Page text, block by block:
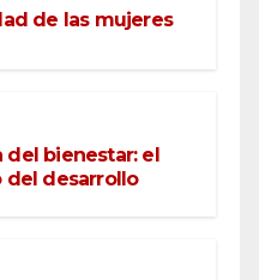
de las mujeres
del bienestar: el
del desarrollo